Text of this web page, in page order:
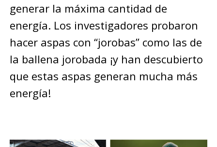
generar la máxima cantidad de
energía. Los investigadores probaron
hacer aspas con “jorobas” como las de
la ballena jorobada ¡y han descubierto
que estas aspas generan mucha más
energía!